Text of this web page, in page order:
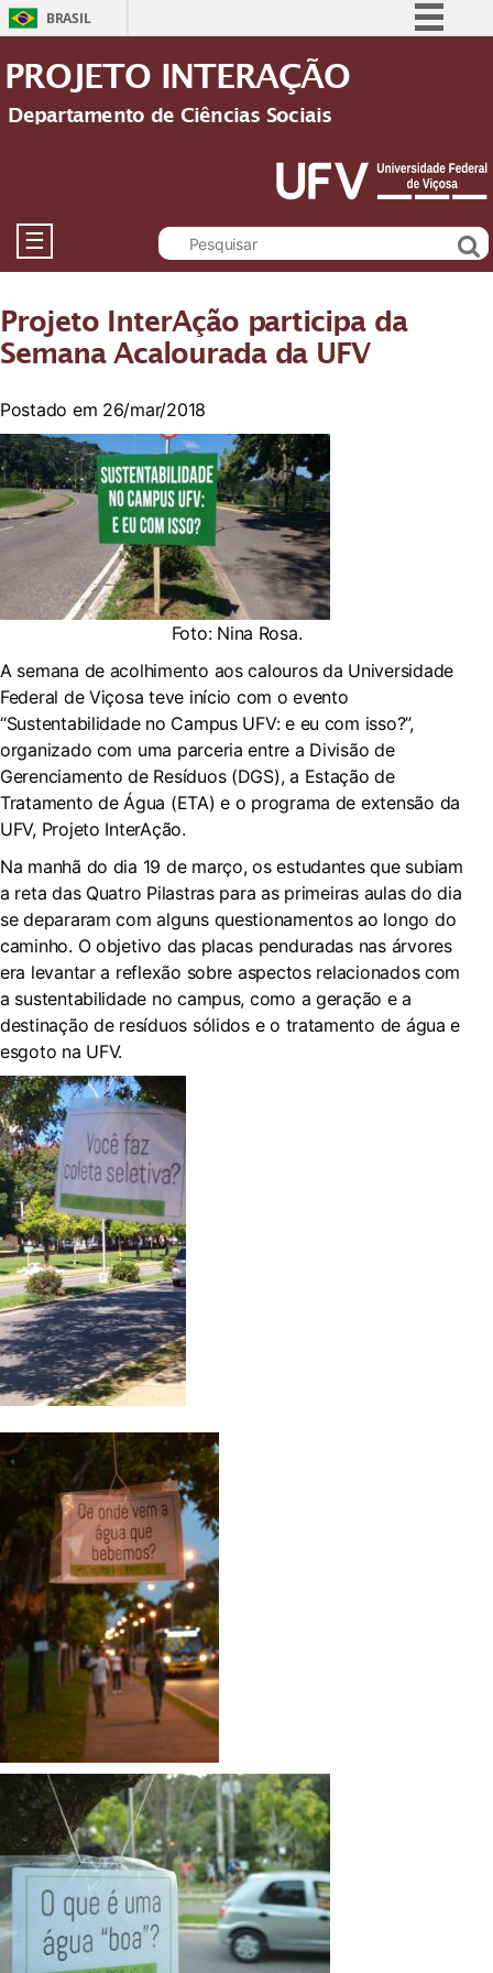
BRASIL
Comunica BR
Participe
Acesso à informação
Legislação
Canais
PROJETO INTERAÇÃO
Departamento de Ciências Sociais
☰
Projeto InterAção participa da
Semana Acalourada da UFV
Postado em 26/mar/2018
Foto: Nina Rosa.
A semana de acolhimento aos calouros da Universidade
Federal de Viçosa teve início com o evento
“Sustentabilidade no Campus UFV: e eu com isso?”,
organizado com uma parceria entre a Divisão de
Gerenciamento de Resíduos (DGS), a Estação de
Tratamento de Água (ETA) e o programa de extensão da
UFV, Projeto InterAção.
Na manhã do dia 19 de março, os estudantes que subiam
a reta das Quatro Pilastras para as primeiras aulas do dia
se depararam com alguns questionamentos ao longo do
caminho. O objetivo das placas penduradas nas árvores
era levantar a reflexão sobre aspectos relacionados com
a sustentabilidade no campus, como a geração e a
destinação de resíduos sólidos e o tratamento de água e
esgoto na UFV.